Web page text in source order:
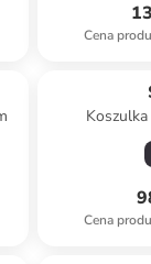
Cena
Cena